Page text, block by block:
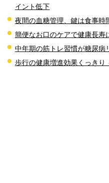
イント低下
夜間の血糖管理、鍵は食事時
簡便なお口のケアで健康長
中年期の筋トレ習慣が糖尿病
歩行の健康増進効果くっきり